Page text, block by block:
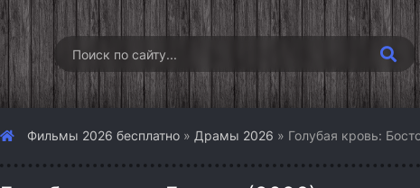
Фильмы 2026 бесплатно » Драмы 2026 » Голубая кровь: